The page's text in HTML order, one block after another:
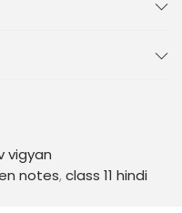
in hindi PDF
vigyan
notes,class 11 hindi